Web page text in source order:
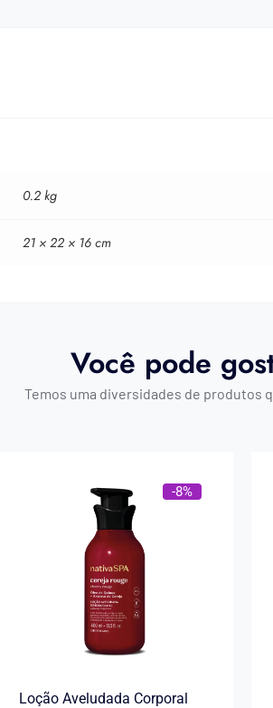
0.2 kg
21 × 22 × 16 cm
Você pode
Temos uma diversidades de produtos
-8%
Loção Aveludada Corporal